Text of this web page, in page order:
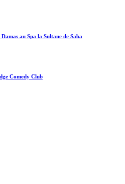
au Spa la Sultane de Saba
Comedy Club